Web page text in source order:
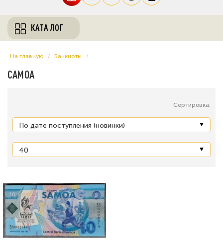
КАТАЛОГ
На главную Банкноты
САМОА
Сортировка: